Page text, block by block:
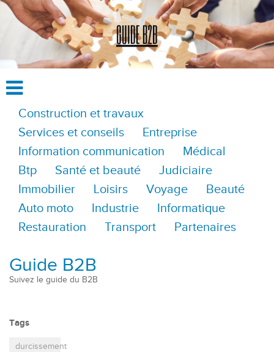
Construction et travaux
Services et conseils
Entreprise
Information communication
Médical
Btp
Santé et beauté
Judiciaire
Immobilier
Loisirs Voyage
Beauté
Auto moto
Industrie
Informatique
Restauration
Transport Partenaires
Guide B2B
Suivez le guide du B2B
Tags
durcissement